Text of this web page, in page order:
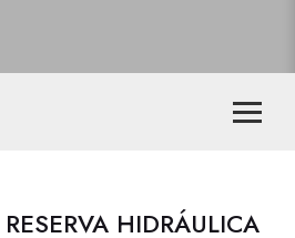
HIDRÁULICA